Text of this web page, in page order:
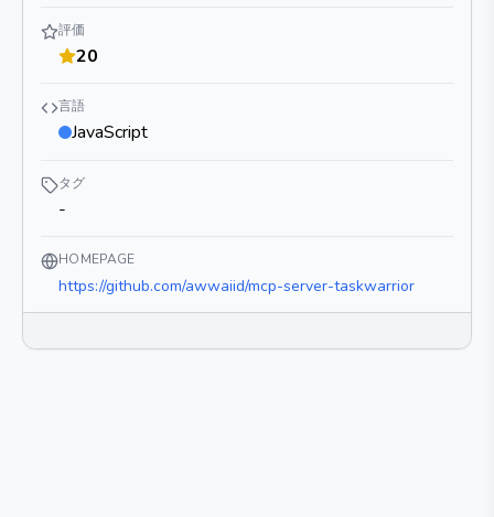
評価
20
言語
JavaScript
タグ
-
HOMEPAGE
https://github.com/awwaiid/mcp-server-taskwarrior